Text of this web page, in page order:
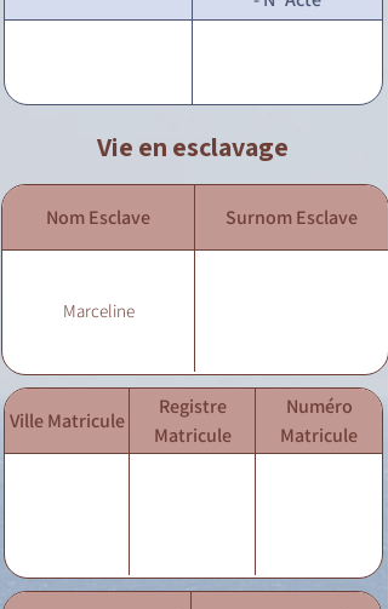
Vie en esclavage
Nom Esclave Surnom Esclave
Marceline
Ville Matricule
Registre
Matricule
Numéro
Matricule